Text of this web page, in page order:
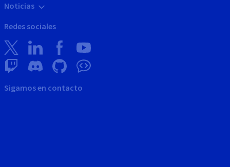
Noticias
Redes sociales
Sigamos en contacto